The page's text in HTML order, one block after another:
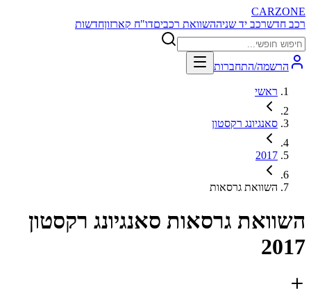
CARZONE
רכב חדשרכב יד שניההשוואת רכביםדו"ח קארזוןחדשות
הרשמה/התחברות
ראשי
סאנגיונג רקסטון
2017
השוואת גרסאות
השוואת גרסאות סאנגיונג רקסטון
2017